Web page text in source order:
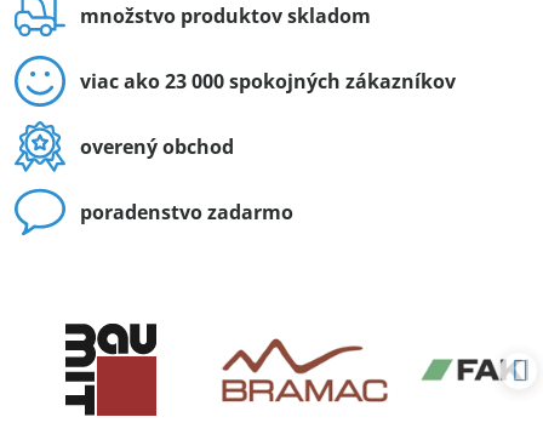
množstvo produktov skladom
viac ako 23 000 spokojných zákazníkov
overený obchod
poradenstvo zadarmo